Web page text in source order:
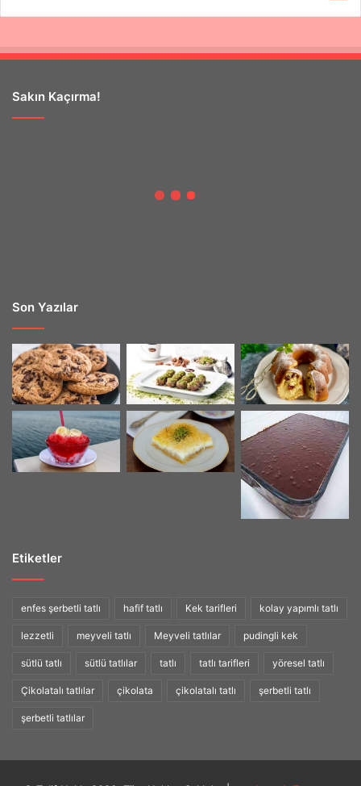
Sakın Kaçırma!
Son Yazılar
Etiketler
enfes şerbetli tatlı hafif tatlı Kek tarifleri kolay yapımlı tatlı
lezzetli meyveli tatlı Meyveli tatlılar pudingli kek
sütlü tatlı sütlü tatlılar tatlı tatlı tarifleri yöresel tatlı
Çikolatalı tatlılar çikolata çikolatalı tatlı şerbetli tatlı
şerbetli tatlılar